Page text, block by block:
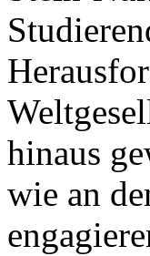
hinaus
wie an